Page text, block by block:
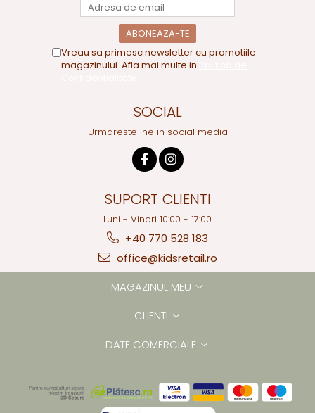
Vreau sa primesc newsletter cu promotiile
magazinului. Afla mai multe in
SOCIAL
Urmareste-ne in social media
SUPORT CLIENTI
Luni - Vineri 10:00 - 17:00
+40 770 528 183
office@kidsretail.ro
MAGAZINUL MEU
CLIENTI
DATE COMERCIALE